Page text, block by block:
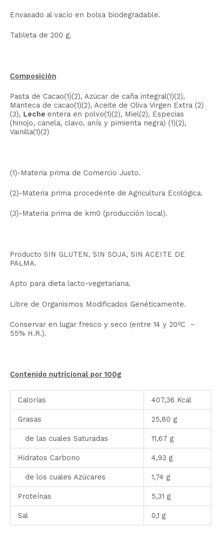
Envasado al vacío en bolsa biodegradable.
Tableta de 200 g.
Composición
Pasta de Cacao(1)(2), Azúcar de caña integral(1)(2),
Manteca de cacao(1)(2), Aceite de Oliva Virgen Extra (2)
(3), Leche entera en polvo(1)(2), Miel(2), Especias
(hinojo, canela, clavo, anís y pimienta negra) (1)(2),
Vainilla(1)(2)
(1)-Materia prima de Comercio Justo.
(2)-Materia prima procedente de Agricultura Ecológica.
(3)-Materia prima de km0 (producción local).
Producto SIN GLUTEN, SIN SOJA, SIN ACEITE DE
PALMA.
Apto para dieta lacto-vegetariana.
Libre de Organismos Modificados Genéticamente.
Conservar en lugar fresco y seco (entre 14 y 20ºC –
55% H.R.).
Contenido nutricional por 100g
Calorías 407,36 Kcal
Grasas 25,80 g
de las cuales Saturadas 11,67 g
Hidratos Carbono 4,93 g
de los cuales Azúcares 1,74 g
Proteínas 5,31 g
Sal 0,1 g